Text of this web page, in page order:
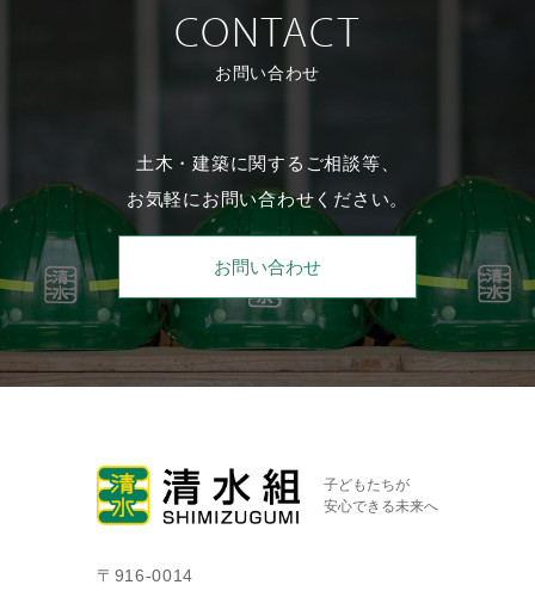
CONTACT
お問い合わせ
土木・建築に関するご相談等、
お気軽にお問い合わせください。
お問い合わせ
子どもたちが
安心できる未来へ
〒916-0014